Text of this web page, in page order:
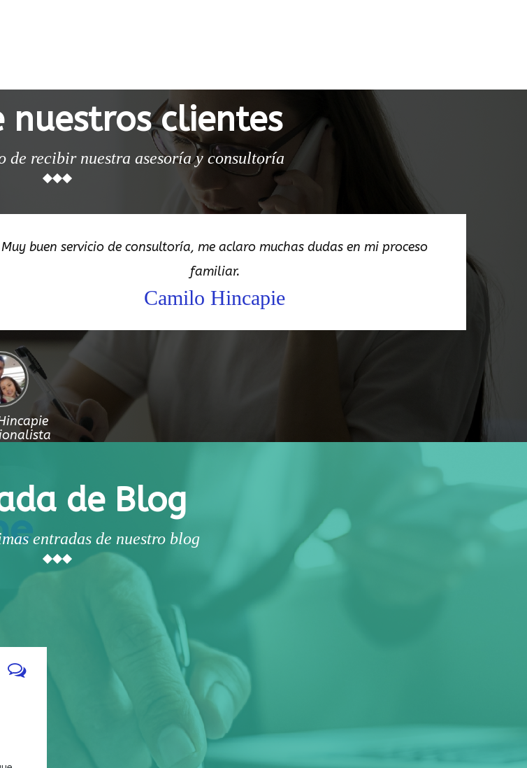
nuestros clientes
de recibir nuestra asesoría y consultoría
Muy buen servicio de consultoría, me aclaro muchas dudas en mi proceso
familiar.
Camilo Hincapie
de Blog
entradas de nuestro blog